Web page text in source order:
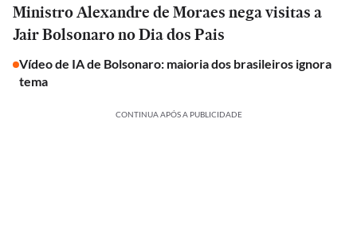
Ministro Alexandre de Moraes nega visitas a
Jair Bolsonaro no Dia dos Pais
Vídeo de IA de Bolsonaro: maioria dos brasileiros ignora
tema
CONTINUA APÓS A PUBLICIDADE